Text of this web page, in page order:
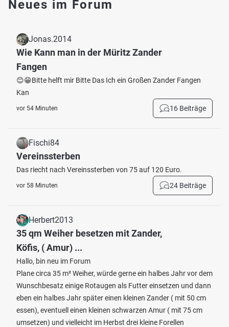
Neues im Forum
Jonas.2014
Wie Kann man in der Müritz Zander
Fangen
😊😁Bitte helft mir Bitte Das Ich ein Großen Zander Fangen
Kan
vor 54 Minuten 16 Beiträge
Fischi84
Vereinssterben
Das riecht nach Vereinssterben von 75 auf 120 Euro.
vor 58 Minuten 24 Beiträge
Herbert2013
35 qm Weiher besetzen mit Zander,
Köfis, ( Amur) ...
Hallo, bin neu im Forum
Plane circa 35 m² Weiher, würde gerne ein halbes Jahr vor dem
Wunschbesatz einige Rotaugen als Futter einsetzen und dann
eben ein halbes Jahr später einen kleinen Zander ( mit 50 cm
essen), eventuell einen kleinen schwarzen Amur ( mit 75 cm
umsetzen) und vielleicht im Herbst drei kleine Forellen